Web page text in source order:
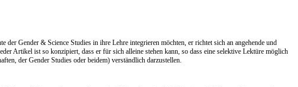
Gender & Science Studies in ihre Lehre integrieren möchten, er richtet sich an angehende und
Artikel ist so konzipiert, dass er für sich alleine stehen kann, so dass eine selektive Lektüre möglich
der Gender Studies oder beidem) verständlich darzustellen.